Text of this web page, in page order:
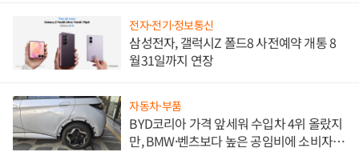
전자·전기·정보통신
삼성전자, 갤럭시Z 폴드8 사전예약 개통 8
월31일까지 연장
자동차·부품
BYD코리아 가격 앞세워 수입차 4위 올랐지
만, BMW·벤츠보다 높은 공임비에 소비자